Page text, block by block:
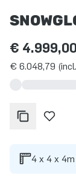
€
€ 6.048,79
4 x 4 x 4m